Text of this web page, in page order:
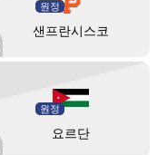
원정
샌프란시스코
원정
요르단